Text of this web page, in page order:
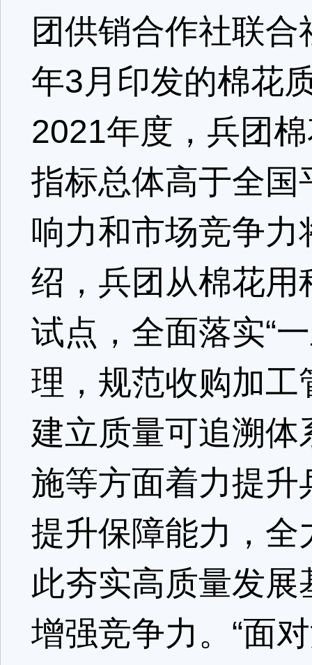
团供销合作社联
年3月印发的棉花
2021年度，兵团
指标总体高于全国
响力和市场竞争
绍，兵团从棉花
试点，全面落实“
理，规范收购加
建立质量可追溯
施等方面着力提
提升保障能力，
此夯实高质量发
增强竞争力。“面